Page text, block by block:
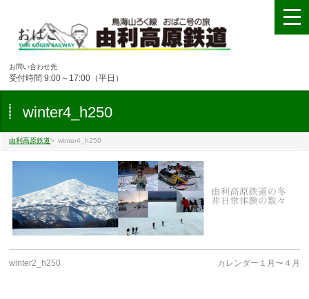
お問い合わせ先
受付時間 9:00～17:00（平日）
winter4_h250
由利高原鉄道> winter4_h250
winter2_h250 カレンダー１月〜４月